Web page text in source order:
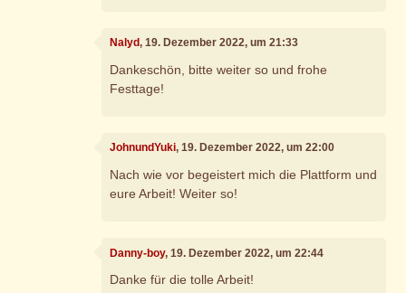
Nalyd, 19. Dezember 2022, um 21:33
Dankeschön, bitte weiter so und frohe
Festtage!
JohnundYuki, 19. Dezember 2022, um 22:00
Nach wie vor begeistert mich die Plattform und
eure Arbeit! Weiter so!
Danny-boy, 19. Dezember 2022, um 22:44
Danke für die tolle Arbeit!